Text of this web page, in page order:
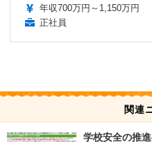
年収700万円～1,150万円
正社員
関連
学校安全の推